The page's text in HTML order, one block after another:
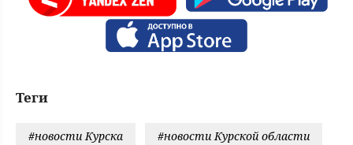
Теги
#новости Курска #новости Курской области